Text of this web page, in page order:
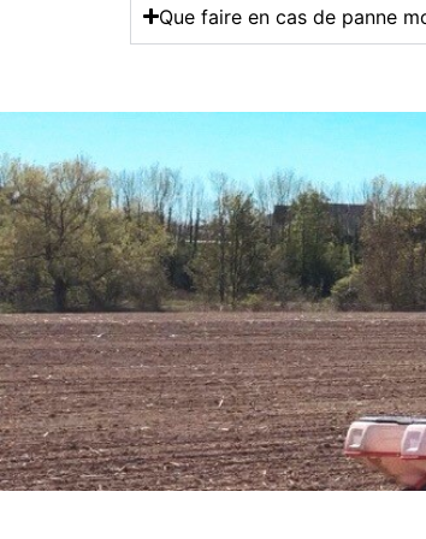
Que faire en cas de panne